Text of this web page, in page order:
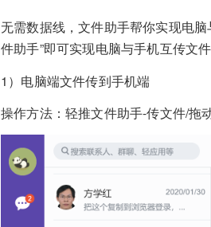
无需数据线，文件助手帮你实现电
件助手”即可实现电脑与手机互传文件
1）电脑端文件传到手机端
操作方法：轻推文件助手-传文件/拖